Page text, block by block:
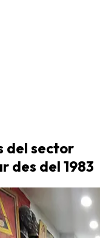
del sector
des del 1983